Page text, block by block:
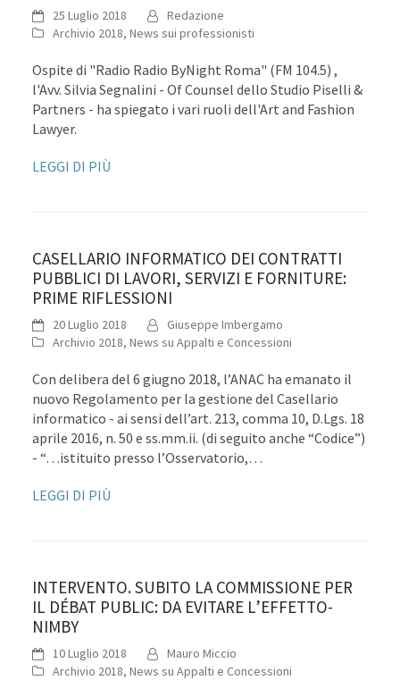
25 Luglio 2018
Redazione
Archivio 2018, News sui professionisti
Ospite di "Radio Radio ByNight Roma" (FM 104.5) ,
l'Avv. Silvia Segnalini - Of Counsel dello Studio Piselli &
Partners - ha spiegato i vari ruoli dell'Art and Fashion
Lawyer.
LEGGI DI PIÙ
CASELLARIO INFORMATICO DEI CONTRATTI
PUBBLICI DI LAVORI, SERVIZI E FORNITURE:
PRIME RIFLESSIONI
20 Luglio 2018
Giuseppe Imbergamo
Archivio 2018, News su Appalti e Concessioni
Con delibera del 6 giugno 2018, l’ANAC ha emanato il
nuovo Regolamento per la gestione del Casellario
informatico - ai sensi dell’art. 213, comma 10, D.Lgs. 18
aprile 2016, n. 50 e ss.mm.ii. (di seguito anche “Codice”)
- “…istituito presso l’Osservatorio,…
LEGGI DI PIÙ
INTERVENTO. SUBITO LA COMMISSIONE PER
IL DÉBAT PUBLIC: DA EVITARE L’EFFETTO-
NIMBY
10 Luglio 2018
Mauro Miccio
Archivio 2018, News su Appalti e Concessioni